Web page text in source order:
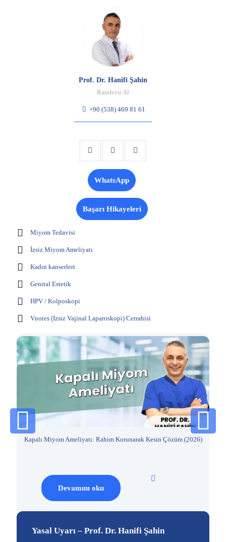
Prof. Dr. Hanifi Şahin
Randevu Al
+90 (538) 469 81 61
WhatsApp
Başarı Hikayeleri
Miyom Tedavisi
İzsiz Miyom Ameliyatı
Kadın kanserleri
Genital Estetik
HPV / Kolposkopi
Vnotes (Izsiz Vajinal Laparoskopi) Cerrahisi
Kapalı Miyom Ameliyatı: Rahim Korunarak Kesin Çözüm (2026)
Devamını oku
Yasal Uyarı – Prof. Dr. Hanifi Şahin